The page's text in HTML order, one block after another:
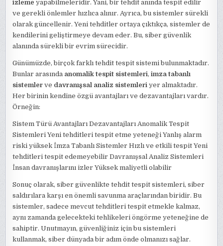
izleme yapabilmeleridir. Yani, bir tehdit anında tespit edilir
ve gerekli önlemler hızlıca alınır. Ayrıca, bu sistemler sürekli
olarak güncellenir. Yeni tehditler ortaya çıktıkça, sistemler de
kendilerini geliştirmeye devam eder. Bu, siber güvenlik
alanında sürekli bir evrim sürecidir.
Günümüzde, birçok farklı tehdit tespit sistemi bulunmaktadır.
Bunlar arasında anomalik tespit sistemleri,imza tabanlı
sistemler ve davranışsal analiz sistemleri yer almaktadır.
Her birinin kendine özgü avantajları ve dezavantajları vardır.
Örneğin:
Sistem Türü Avantajları Dezavantajları Anomalik Tespit
Sistemleri Yeni tehditleri tespit etme yeteneği Yanlış alarm
riski yüksek İmza Tabanlı Sistemler Hızlı ve etkili tespit Yeni
tehditleri tespit edemeyebilir Davranışsal Analiz Sistemleri
İnsan davranışlarını izler Yüksek maliyetli olabilir
Sonuç olarak, siber güvenlikte tehdit tespit sistemleri, siber
saldırılara karşı en önemli savunma araçlarından biridir. Bu
sistemler, sadece mevcut tehditleri tespit etmekle kalmaz,
aynı zamanda gelecekteki tehlikeleri öngörme yeteneğine de
sahiptir. Unutmayın, güvenliğiniz için bu sistemleri
kullanmak, siber dünyada bir adım önde olmanızı sağlar.